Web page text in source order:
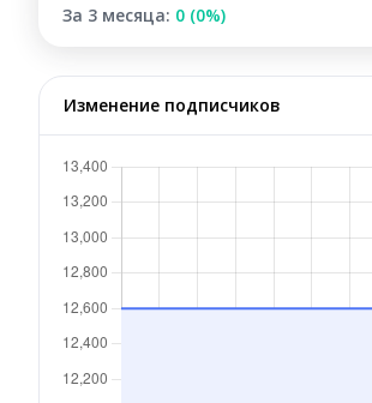
За 3 месяца: 0 (0%)
Изменение подписчиков